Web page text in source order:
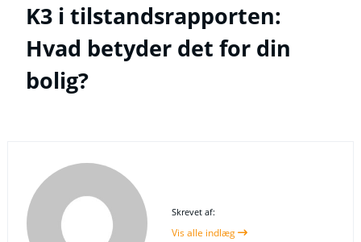
K3 i tilstandsrapporten:
Hvad betyder det for din
bolig?
Skrevet af:
Vis alle indlæg